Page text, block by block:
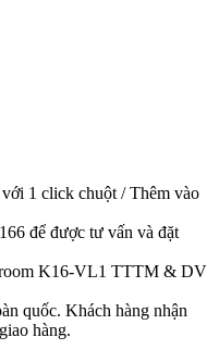
1 click chuột / Thêm vào
để được tư vấn và đặt
room K16-VL1 TTTM & DV
quốc. Khách hàng nhận
hàng.